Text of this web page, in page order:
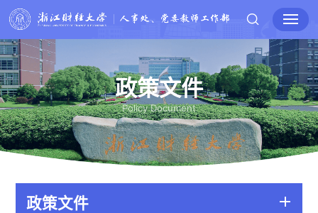
政策文件
Policy Document
政策文件